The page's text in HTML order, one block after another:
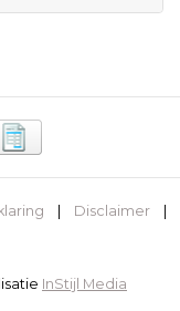
Disclaimer
InStijl Media